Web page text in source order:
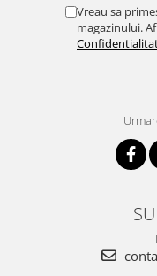
Vreau sa
magazinului.